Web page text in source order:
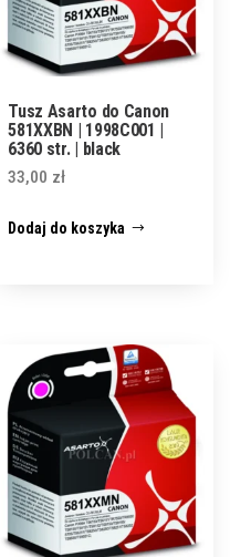
Tusz Asarto do Canon
581XXBN | 1998C001 |
6360 str. | black
33,00 zł
Dodaj do koszyka